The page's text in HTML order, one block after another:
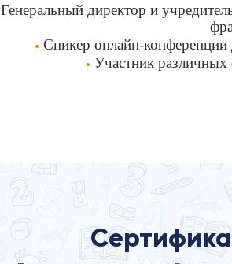
Генеральный директор и
Спикер онлайн-конференции
Участник